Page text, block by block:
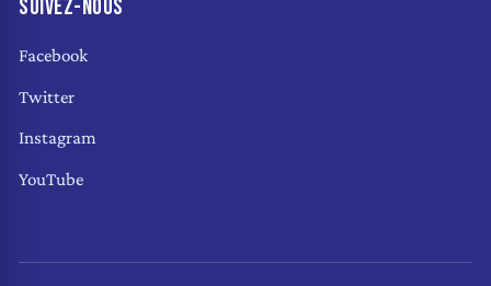
SUIVEZ-NOUS
Facebook
Twitter
Instagram
YouTube